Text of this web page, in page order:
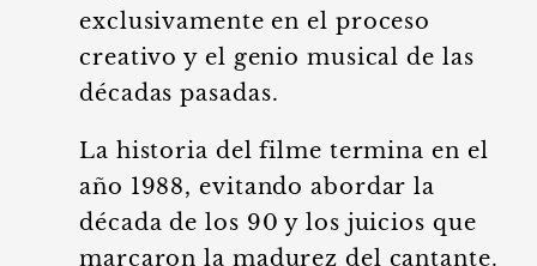
exclusivamente en el proceso
creativo y el genio musical de las
décadas pasadas.
La historia del filme termina en el
año 1988, evitando abordar la
década de los 90 y los juicios que
marcaron la madurez del cantante.